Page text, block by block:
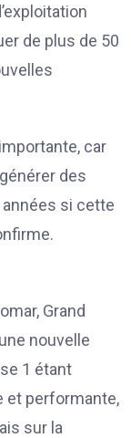
de plus de 50
car
des
si cette
Grand
nouvelle
1 étant
et performante,
sur la